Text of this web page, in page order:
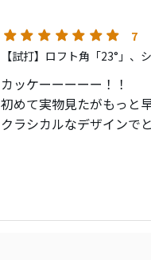
7
【試打】ロフト角「23°」、
カッケーーーーー！！
初めて実物見たがもっと
クラシカルなデザインで
球は上がりやすかったが